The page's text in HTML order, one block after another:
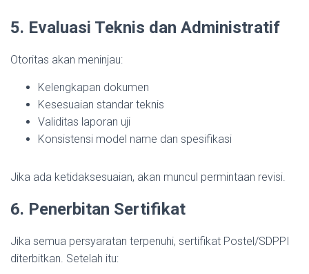
5. Evaluasi Teknis dan Administratif
Otoritas akan meninjau:
Kelengkapan dokumen
Kesesuaian standar teknis
Validitas laporan uji
Konsistensi model name dan spesifikasi
Jika ada ketidaksesuaian, akan muncul permintaan revisi.
6. Penerbitan Sertifikat
Jika semua persyaratan terpenuhi, sertifikat Postel/SDPPI
diterbitkan. Setelah itu: